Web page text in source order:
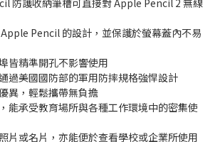
防護收納筆槽可直接對 Apple Pencil 2 無線
Pencil 的設計，並保護於螢幕蓋內不易
皆精準開孔不影響使用
過美國國防部的軍用防摔規格強悍設計
異，輕鬆攜帶無負擔
能承受教育場所與各種工作環境中的密集使
片或名片，亦能便於查看學校或企業所使用